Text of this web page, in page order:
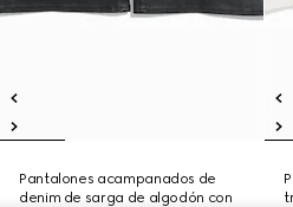
Pantalones acampanados de
denim de sarga de algodón con